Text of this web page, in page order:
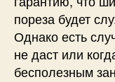
пореза будет
Однако есть
не даст или
бесполезным